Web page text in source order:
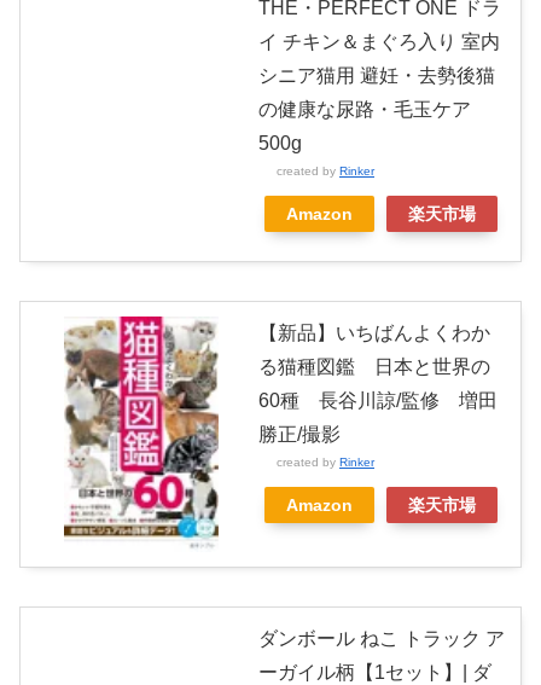
THE・PERFECT ONE ドラ
イ チキン＆まぐろ入り 室内
シニア猫用 避妊・去勢後猫
の健康な尿路・毛玉ケア
500g
created by Rinker
Amazon 楽天市場
【新品】いちばんよくわか
る猫種図鑑 日本と世界の
60種 長谷川諒/監修 増田
勝正/撮影
created by Rinker
Amazon 楽天市場
ダンボール ねこ トラック ア
ーガイル柄【1セット】| ダ